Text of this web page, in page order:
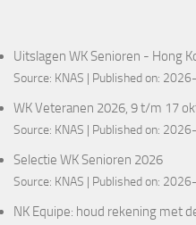
Uitslagen WK Senioren - Hong
Source: KNAS Published on:
WK Veteranen 2026, 9 t/m 17
Source: KNAS Published on:
Selectie WK Senioren 2026
Source: KNAS Published on:
NK Equipe: houd rekening met